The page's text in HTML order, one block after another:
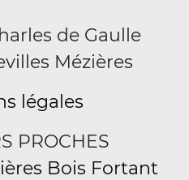
de Gaulle
Mézières
légales
PROCHES
Bois Fortant